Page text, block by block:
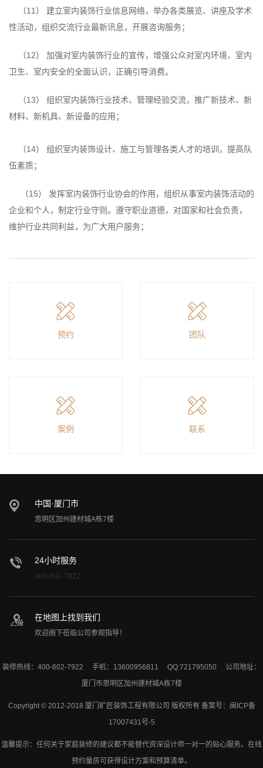
（11） 建立室内装饰行业信息网络，举办各类展览、讲座及学术
性活动，组织交流行业最新讯息，开展咨询服务；
（12） 加强对室内装饰行业的宣传，增强公众对室内环境、室内
卫生、室内安全的全面认识，正确引导消费。
（13） 组织室内装饰行业技术、管理经验交流，推广新技术、新
材料、新机具、新设备的应用；
（14） 组织室内装饰设计、施工与管理各类人才的培训，提高队
伍素质；
（15） 发挥室内装饰行业协会的作用，组织从事室内装饰活动的
企业和个人，制定行业守则。遵守职业道德，对国家和社会负责，
维护行业共同利益，为广大用户服务；
预约 团队
案例 联系
中国·厦门市
思明区加州建材城A栋7楼
24小时服务
400-602-7922
在地图上找到我们
欢迎阁下莅临公司参观指导！
装修热线：400-602-7922 手机：13600956811 QQ:721795050 公司地址：
厦门市思明区加州建材城A栋7楼
Copyright © 2012-2018 厦门旷匠装饰工程有限公司 版权所有 备案号：
闽ICP备
17007431号-5
温馨提示：任何关于家庭装修的建议都不能替代资深设计师一对一的贴心服务。在线
预约量房可获得设计方案和预算清单。